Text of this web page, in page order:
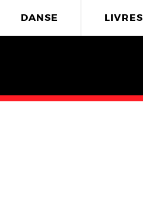
DANSE LIVRES